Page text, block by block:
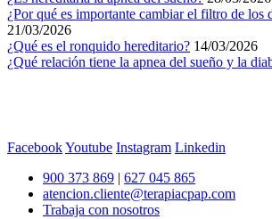
¿Por qué es importante cambiar el filtro de los
21/03/2026
¿Qué es el ronquido hereditario? 14/03/2026
¿Qué relación tiene la apnea del sueño y la
FacebookYoutube Instagram Linkedin
900 373 869 | 627 045 865
atencion.cliente@terapiacpap.com
Trabaja con nosotros